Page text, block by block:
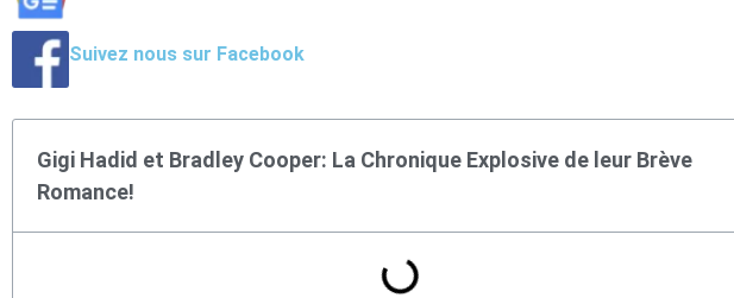
Suivez nous sur Facebook
Gigi Hadid et Bradley Cooper: La Chronique Explosive de leur Brève
Romance!